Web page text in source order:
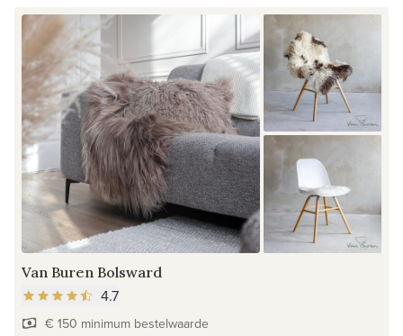
Van Buren Bolsward
4.7
€ 150 minimum bestelwaarde